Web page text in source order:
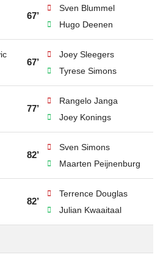
67’
Sven Blummel
Hugo Deenen
67’
Joey Sleegers
Tyrese Simons
77’
Rangelo Janga
Joey Konings
82’
Sven Simons
Maarten Peijnenburg
82’
Terrence Douglas
Julian Kwaaitaal